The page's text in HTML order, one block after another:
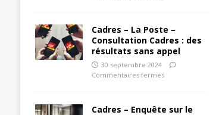
Cadres – La Poste –
Consultation Cadres : des
résultats sans appel
30 septembre 2024
Commentaires fermés
Cadres – Enquête sur le